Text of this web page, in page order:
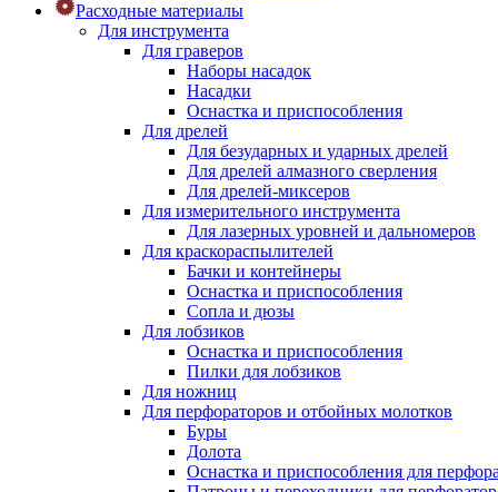
Расходные материалы
Для инструмента
Для граверов
Наборы насадок
Насадки
Оснастка и приспособления
Для дрелей
Для безударных и ударных дрелей
Для дрелей алмазного сверления
Для дрелей-миксеров
Для измерительного инструмента
Для лазерных уровней и дальномеров
Для краскораспылителей
Бачки и контейнеры
Оснастка и приспособления
Сопла и дюзы
Для лобзиков
Оснастка и приспособления
Пилки для лобзиков
Для ножниц
Для перфораторов и отбойных молотков
Буры
Долота
Оснастка и приспособления для